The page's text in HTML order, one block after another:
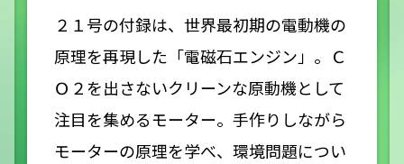
２１号の付録は、世界最初期の電動機の
原理を再現した「電磁石エンジン」。Ｃ
Ｏ２を出さないクリーンな原動機として
注目を集めるモーター。手作りしながら
モーターの原理を学べ、環境問題につい